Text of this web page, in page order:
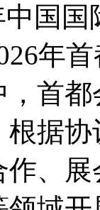
中国
年
首
据
、